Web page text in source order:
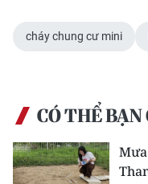
NHÂN DÂN HẰNG
cháy chung cư mini
CÓ THỂ